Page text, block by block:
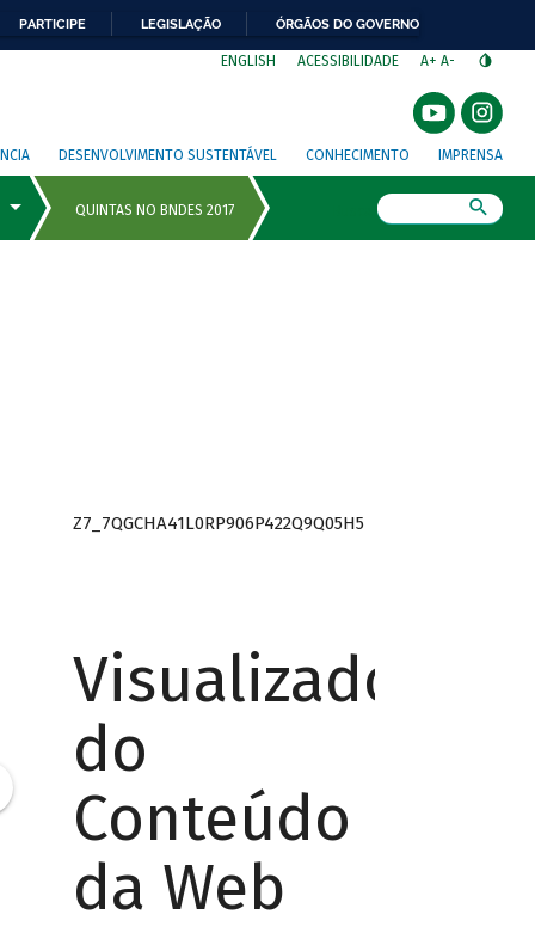
PARTICIPE LEGISLAÇÃO ÓRGÃOS DO GOVERNO
ENGLISH ACESSIBILIDADE A+ A-
DESENVOLVIMENTO SUSTENTÁVEL CONHECIMENTO IMPRENSA
Z7_7QGCHA41L0RP906P422Q9Q05H5
Visualizador
do
Conteúdo
da Web